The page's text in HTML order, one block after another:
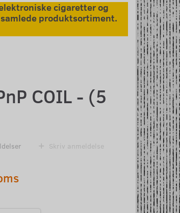
cigaretter og
produktsortiment.
COIL - (5
Skriv anmeldelse